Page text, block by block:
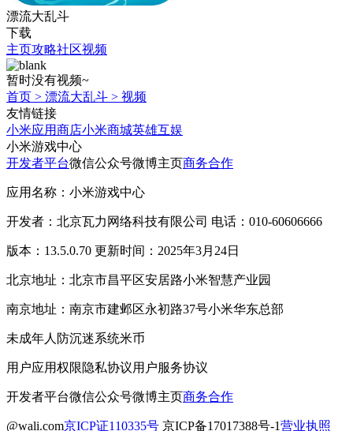
漂流大乱斗
下载
主页攻略社区视频
暂时没有视频~
首页 > 漂流大乱斗 > 视频
友情链接
小米应用商店小米商城英雄互娱
小米游戏中心
开发者平台微信公众号微博主页商务合作
应用名称：小米游戏中心
开发者：北京瓦力网络科技有限公司 电话：010-60606666
版本：13.5.0.70 更新时间：2025年3月24日
北京地址：北京市昌平区安居路小米智慧产业园
南京地址：南京市建邺区永初路37号小米华东总部
未成年人防沉迷系统米币
用户应用权限隐私协议用户服务协议
开发者平台微信公众号微博主页商务合作
@wali.com京ICP证110335号 京ICP备17017388号-1营业执照